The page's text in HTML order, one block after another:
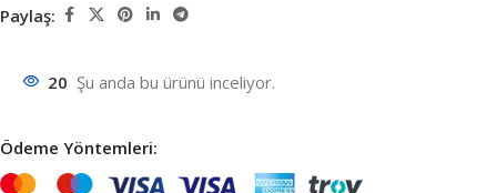
Paylaş:
20 Şu anda bu ürünü inceliyor.
Ödeme Yöntemleri: